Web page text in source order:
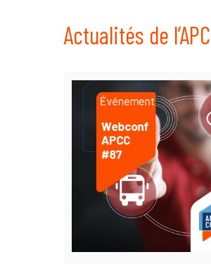
Actualités de